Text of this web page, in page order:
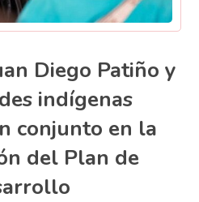
Diego Patiño y
indígenas
conjunto en la
del Plan de